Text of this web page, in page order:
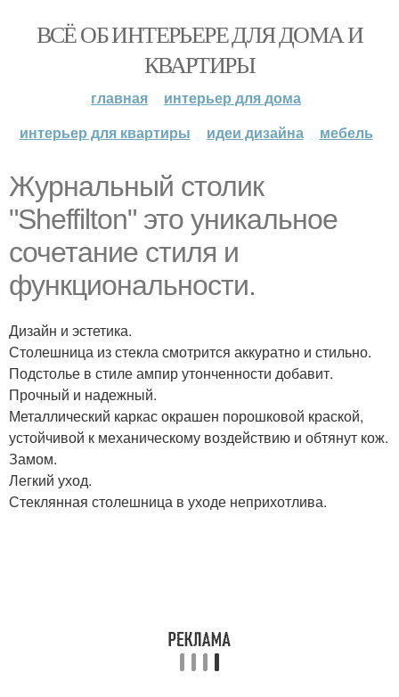
ВСЁ ОБ ИНТЕРЬЕРЕ ДЛЯ ДОМА И
КВАРТИРЫ
главная
интерьер для дома
интерьер для квартиры
идеи дизайна мебель
Журнальный столик
"Sheffilton" это уникальное
сочетание стиля и
функциональности.
Дизайн и эстетика.
Столешница из стекла смотрится аккуратно и стильно.
Подстолье в стиле ампир утонченности добавит.
Прочный и надежный.
Металлический каркас окрашен порошковой краской,
устойчивой к механическому воздействию и обтянут кож.
Замом.
Легкий уход.
Стеклянная столешница в уходе неприхотлива.